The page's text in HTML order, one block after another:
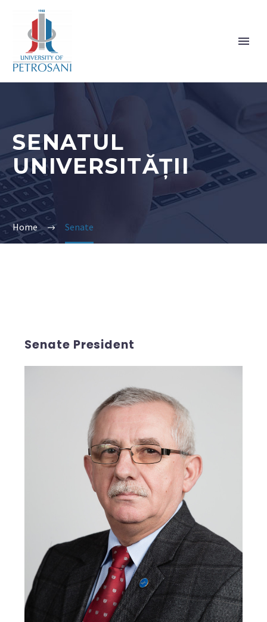
SENATUL
UNIVERSITĂȚII
Home Senate
Senate President